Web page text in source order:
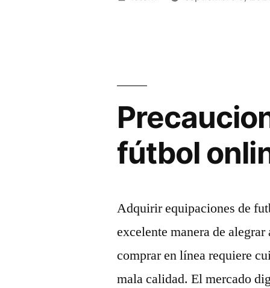
completa
para
comprar
de
fútbol
económicas»
fútbol
Adquirir equipaciones de
excelente manera de
comprar en línea requiere
mala calidad. El mercado